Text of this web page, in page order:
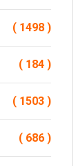
( 1498 )
( 184 )
( 1503 )
( 686 )